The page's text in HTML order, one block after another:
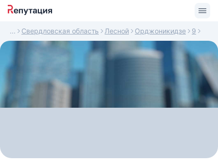
Свердловская область Лесной Орджоникидзе 9